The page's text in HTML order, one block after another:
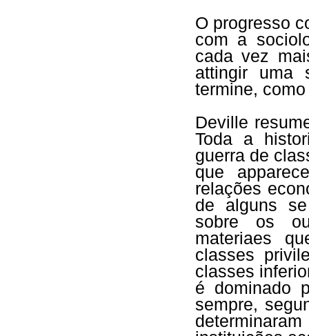
O progresso
com a
cada vez
attingir uma
termine,
Deville
Toda a
guerra de
que
relações
de alguns
sobre os
materiaes
classes
classes
é dominado
sempre,